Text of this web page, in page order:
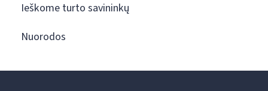
Ieškome turto savininkų
Nuorodos